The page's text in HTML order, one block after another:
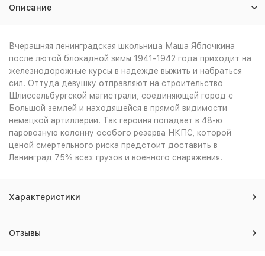
Описание
Вчерашняя ленинградская школьница Маша Яблочкина
после лютой блокадной зимы 1941-1942 года приходит на
железнодорожные курсы в надежде выжить и набраться
сил. Оттуда девушку отправляют на строительство
Шлиссельбургской магистрали, соединяющей город с
Большой землей и находящейся в прямой видимости
немецкой артиллерии. Так героиня попадает в 48-ю
паровозную колонну особого резерва НКПС, которой
ценой смертельного риска предстоит доставить в
Ленинград 75% всех грузов и военного снаряжения.
Характеристики
Отзывы